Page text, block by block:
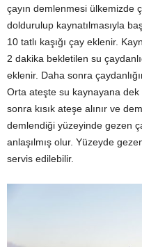
çayın demlenmesi ülkemizde
doldurulup kaynatılmasıyla
10 tatlı kaşığı çay eklenir.
2 dakika bekletilen su
eklenir. Daha sonra
Orta ateşte su kaynayana dek
sonra kısık ateşe alınır ve
demlendiği yüzeyinde gezen
anlaşılmış olur. Yüzeyde
servis edilebilir.